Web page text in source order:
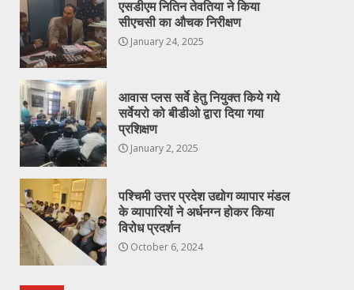
एसडीएम नितिन तेवतिया ने किया
सीएचसी का औचक निरीक्षण
January 24, 2025
आवास प्लस सर्वे हेतु नियुक्त किये गये
सर्वेयरो को बीडीओ द्वारा दिया गया
प्रशिक्षण
January 2, 2025
पश्चिमी उत्तर प्रदेश उद्योग व्यापार मंडल
के व्यापारियों ने अर्धनग्न होकर किया
विरोध प्रदर्शन
October 6, 2024